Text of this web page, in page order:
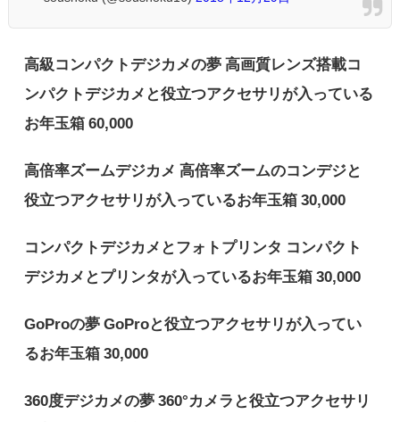
高級コンパクトデジカメの夢 高画質レンズ搭載コ
ンパクトデジカメと役立つアクセサリが入っている
お年玉箱 60,000
高倍率ズームデジカメ 高倍率ズームのコンデジと
役立つアクセサリが入っているお年玉箱 30,000
コンパクトデジカメとフォトプリンタ コンパクト
デジカメとプリンタが入っているお年玉箱 30,000
GoProの夢 GoProと役立つアクセサリが入ってい
るお年玉箱 30,000
360度デジカメの夢 360°カメラと役立つアクセサリ